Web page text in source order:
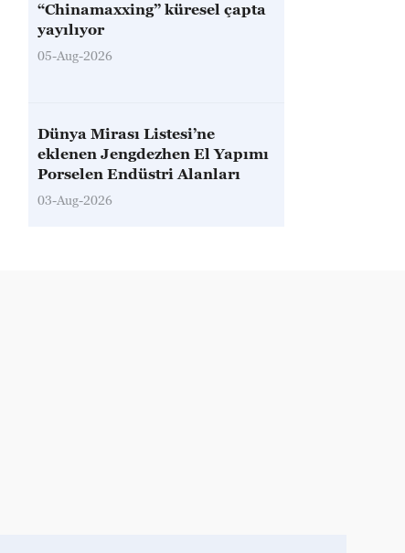
“Chinamaxxing” küresel çapta
yayılıyor
05-Aug-2026
Dünya Mirası Listesi’ne
eklenen Jengdezhen El Yapımı
Porselen Endüstri Alanları
03-Aug-2026